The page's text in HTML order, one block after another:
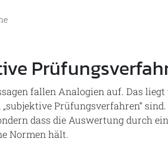
fallen Analogien auf. Das
Prüfungsverfahren“
dass die Auswertung durch
Normen hält.